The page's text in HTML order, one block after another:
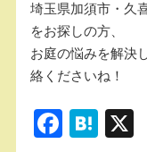
埼玉県加須市・久
をお探しの方、
お庭の悩みを解決
絡くださいね！
F
H